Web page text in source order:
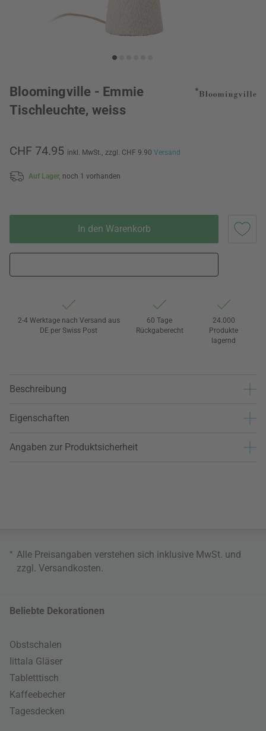
Bloomingville - Emmie
Tischleuchte, weiss
CHF 74.95 inkl. MwSt., zzgl. CHF 9.90 Versand
Auf Lager, noch 1 vorhanden
In den Warenkorb
2-4 Werktage nach Versand aus
DE per Swiss Post
60 Tage
Rückgaberecht
24.000
Produkte
lagernd
Beschreibung
Eigenschaften
Angaben zur Produktsicherheit
* Alle Preisangaben verstehen sich inklusive MwSt. und
zzgl. Versandkosten
Beliebte Dekorationen
Obstschalen
Iittala Gläser
Tabletttisch
Kaffeebecher
Tagesdecken